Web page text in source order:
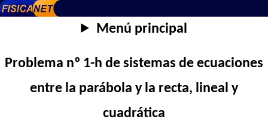
Menú principal
Problema nº 1-h de sistemas de ecuaciones
entre la parábola y la recta, lineal y
cuadrática